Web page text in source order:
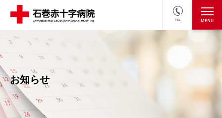
TEL
医療関係者の方
お知らせ